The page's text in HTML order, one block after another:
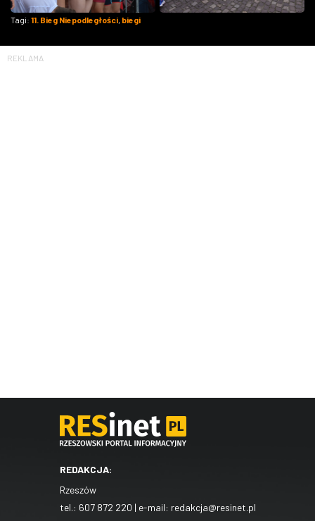
Tagi: 11. Bieg Niepodległości, biegi
REKLAMA
REDAKCJA:
Rzeszów
tel.: 607 872 220 | e-mail: redakcja@resinet.pl